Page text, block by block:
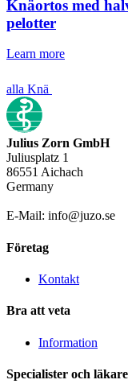
Knäortos med
pelotter
Learn more
alla Knä
Julius Zorn GmbH
Juliusplatz 1
86551 Aichach
Germany
E-Mail: info@juzo.se
Företag
Kontakt
Bra att veta
Information
Specialister och läkare